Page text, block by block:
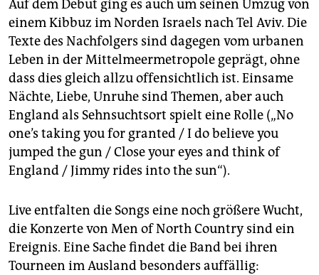
Auf dem Debüt ging es auch um seinen Umzug von
einem Kibbuz im Norden Israels nach Tel Aviv. Die
Texte des Nachfolgers sind dagegen vom urbanen
Leben in der Mittelmeermetropole geprägt, ohne
dass dies gleich allzu offensichtlich ist. Einsame
Nächte, Liebe, Unruhe sind Themen, aber auch
England als Sehnsuchtsort spielt eine Rolle („No
one’s taking you for granted / I do believe you
jumped the gun / Close your eyes and think of
England / Jimmy rides into the sun“).
Live entfalten die Songs eine noch größere Wucht,
die Konzerte von Men of North Country sind ein
Ereignis. Eine Sache findet die Band bei ihren
Tourneen im Ausland besonders auffällig: